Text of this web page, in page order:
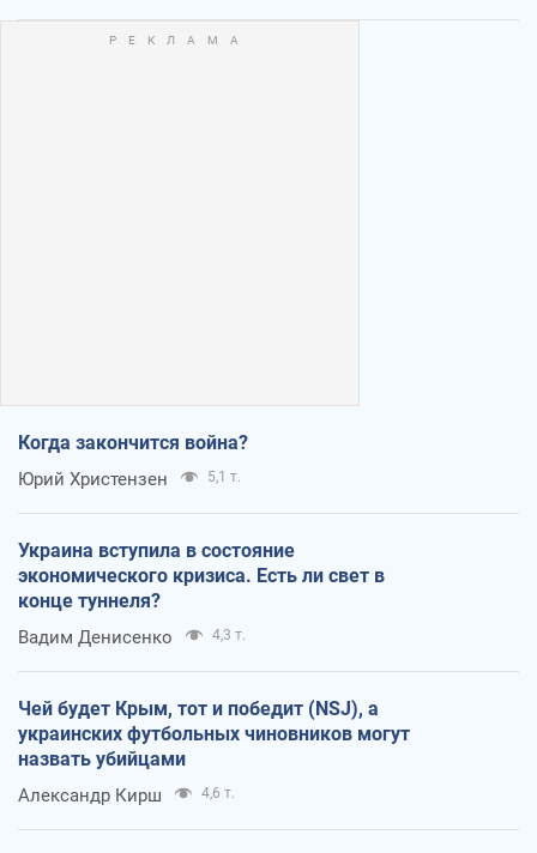
Когда закончится война?
Юрий Христензен 5,1 т.
Украина вступила в состояние
экономического кризиса. Есть ли свет в
конце туннеля?
Вадим Денисенко 4,3 т.
Чей будет Крым, тот и победит (NSJ), а
украинских футбольных чиновников могут
назвать убийцами
Александр Кирш 4,6 т.